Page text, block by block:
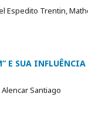
Espedito Trentin,
SUA INFLUÊNCIA
Santiago